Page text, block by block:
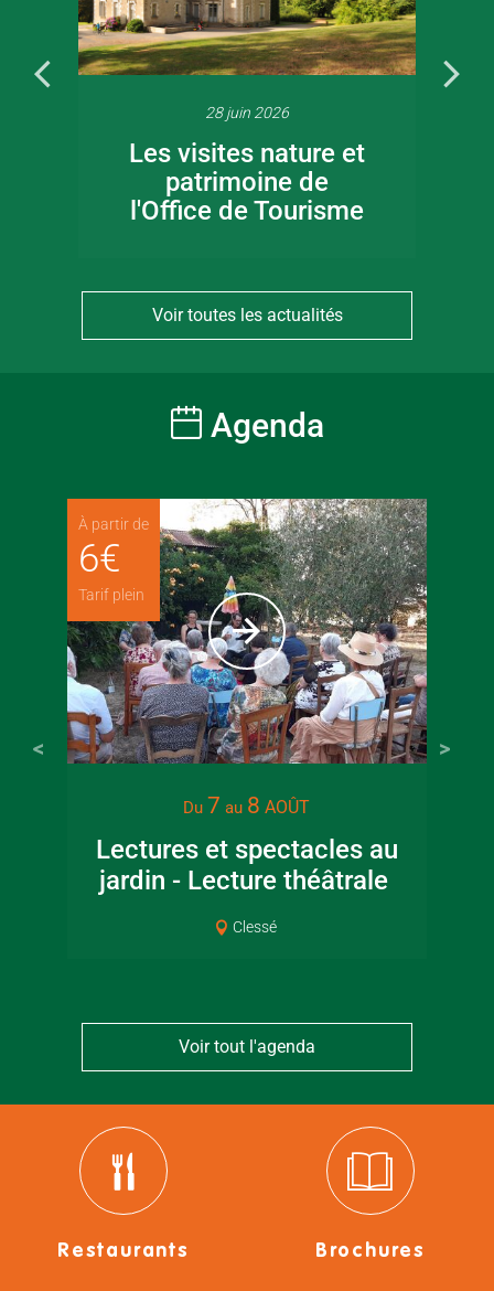
28 juin 2026
Les visites nature et
patrimoine de
l'Office de Tourisme
Voir toutes les actualités
Agenda
À partir de
6€
Tarif plein
Du 7 au 8 AOÛT
Lectures et spectacles au
jardin - Lecture théâtrale
Clessé
Voir tout l'agenda
Restaurants Brochures